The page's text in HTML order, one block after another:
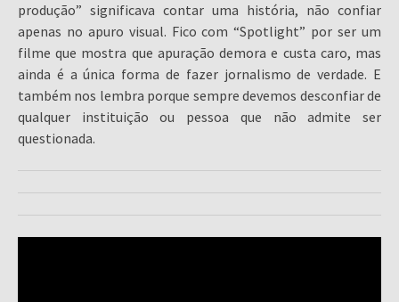
produção” significava contar uma história, não confiar
apenas no apuro visual. Fico com “Spotlight” por ser um
filme que mostra que apuração demora e custa caro, mas
ainda é a única forma de fazer jornalismo de verdade. E
também nos lembra porque sempre devemos desconfiar de
qualquer instituição ou pessoa que não admite ser
questionada.